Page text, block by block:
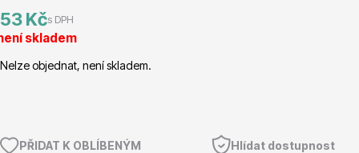
Květináče
53 Kčs DPH
skladem
Nelze objednat, není skladem.
PŘIDAT K OBLÍBENÝM Hlídat dostupnost